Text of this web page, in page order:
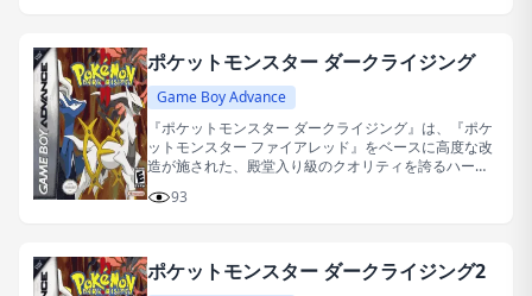
ポケットモンスター ダークライジング
Game Boy Advance
『ポケットモンスター ダークライジング』は、『ポケ
ットモンスター ファイアレッド』をベースに高度な改
造が施された、殿堂入り級のクオリティを誇るハード
93
ポケットモンスター ダークライジング2